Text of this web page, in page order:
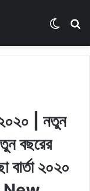
২০২০ | নতুন
বছরের
বার্তা ২০২০